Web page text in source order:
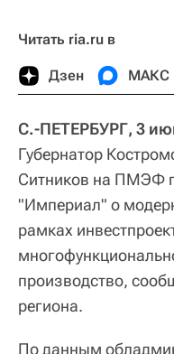
Читать ria.ru в
Дзен МАКС
С.-ПЕТЕРБУРГ, 3
Губернатор
Ситников на ПМЭФ
"Империал" о
рамках
производство,
региона.
По данным